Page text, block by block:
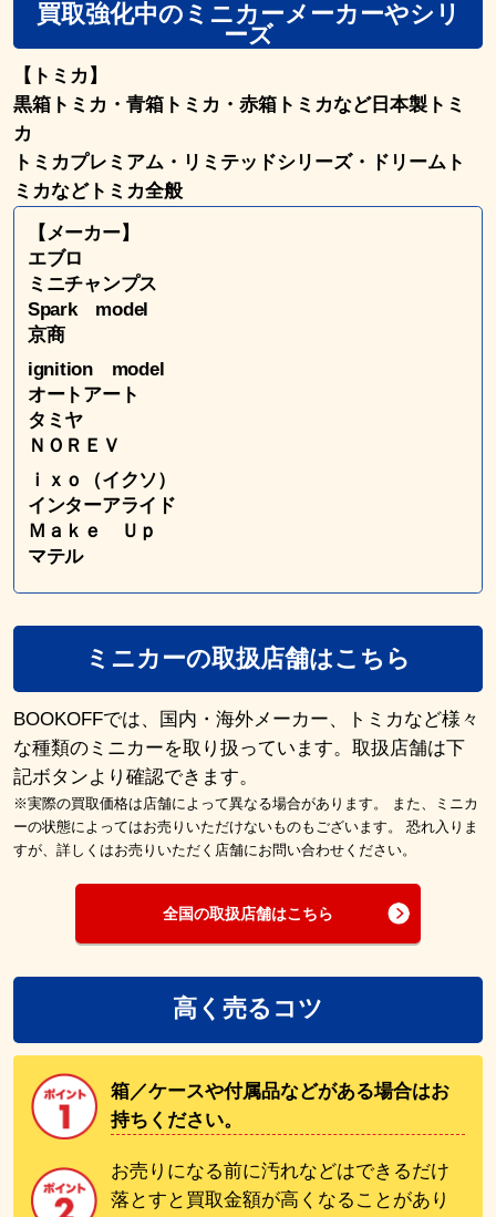
買取強化中のミニカーメーカーやシリ
ーズ
【トミカ】
黒箱トミカ・青箱トミカ・赤箱トミカなど日本製トミ
カ
トミカプレミアム・リミテッドシリーズ・ドリームト
ミカなどトミカ全般
【メーカー】
エブロ
ミニチャンプス
Spark model
京商
ignition model
オートアート
タミヤ
ＮＯＲＥＶ
ｉｘｏ（イクソ）
インターアライド
Ｍａｋｅ Ｕｐ
マテル
ミニカーの取扱店舗はこちら
BOOKOFFでは、国内・海外メーカー、トミカなど様々
な種類のミニカーを取り扱っています。取扱店舗は下
記ボタンより確認できます。
※実際の買取価格は店舗によって異なる場合があります。 また、ミニカ
ーの状態によってはお売りいただけないものもございます。 恐れ入りま
すが、詳しくはお売りいただく店舗にお問い合わせください。
全国の取扱店舗はこちら
高く売るコツ
箱／ケースや付属品などがある場合はお
持ちください。
お売りになる前に汚れなどはできるだけ
落とすと買取金額が高くなることがあり